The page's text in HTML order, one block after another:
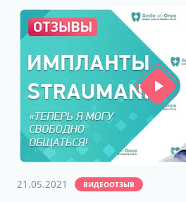
21.05.2021 ВИДЕООТЗЫВ